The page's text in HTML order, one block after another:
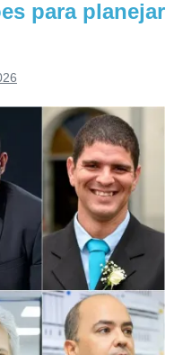
para planejar